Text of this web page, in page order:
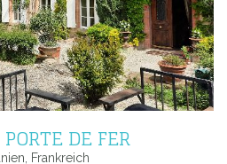
DE FER
Frankreich